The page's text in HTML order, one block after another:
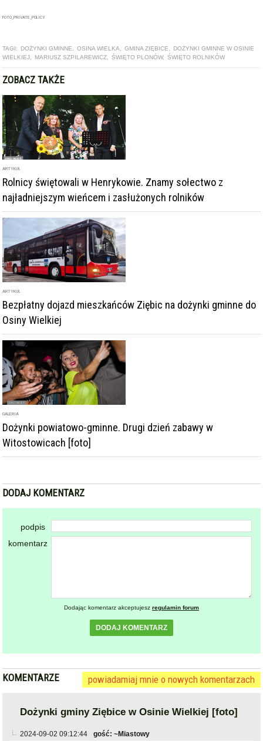
FOTO_PRIVATE_POLICY
TAGI: DOŻYNKI GMINNE, OSINA WIELKA, GMINA ZIĘBICE,
DOŻYNKI GMINNE W OSINIE
WIELKIEJ, MARIUSZ SZPILAREWICZ, ŚWIĘTO PLONÓW, ŚWIĘTO ROLNIKÓW
ZOBACZ TAKŻE
ARTYKUŁ
Rolnicy świętowali w Henrykowie. Znamy sołectwo z
najładniejszym wieńcem i zasłużonych rolników
ARTYKUŁ
Bezpłatny dojazd mieszkańców Ziębic na dożynki gminne do
Osiny Wielkiej
GALERIA
Dożynki powiatowo-gminne. Drugi dzień zabawy w
Witostowicach [foto]
DODAJ KOMENTARZ
podpis
komentarz
Dodając komentarz akceptujesz regulamin forum
DODAJ KOMENTARZ
KOMENTARZE powiadamiaj mnie o nowych komentarzach
Dożynki gminy Ziębice w Osinie Wielkiej [foto]
2024-09-02 09:12:44 gość: ~Miastowy